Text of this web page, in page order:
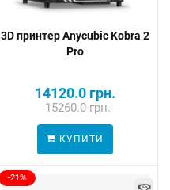
3D принтер Anycubic Kobra 2
Pro
14120.0 грн.
15260.0 грн.
КУПИТИ
-21%